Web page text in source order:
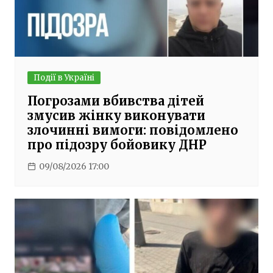
Події в Україні
Погрозами вбивства дітей
змусив жінку виконувати
злочинні вимоги: повідомлено
про підозру бойовику ДНР
09/08/2026 17:00